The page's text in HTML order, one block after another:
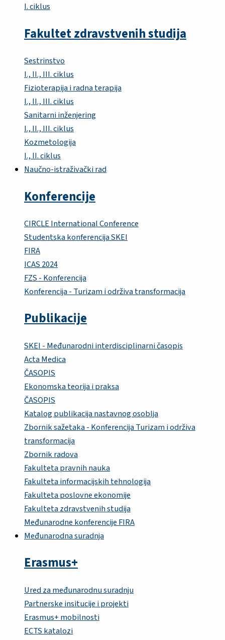
I. ciklus
Fakultet zdravstvenih studija
Sestrinstvo
I., II., III. ciklus
Fizioterapija i radna terapija
I., II., III. ciklus
Sanitarni inženjering
I., II., III. ciklus
Kozmetologija
I., II. ciklus
Naučno-istraživački rad
Konferencije
CIRCLE International Conference
Studentska konferencija SKEI
FIRA
ICAS 2024
FZS - Konferencija
Konferencija - Turizam i održiva transformacija
Publikacije
SKEI - Međunarodni interdisciplinarni časopis
Acta Medica
ČASOPIS
Ekonomska teorija i praksa
ČASOPIS
Katalog publikacija nastavnog osoblja
Zbornik sažetaka - Konferencija Turizam i održiva
transformacija
Zbornik radova
Fakulteta pravnih nauka
Fakulteta informacijskih tehnologija
Fakulteta poslovne ekonomije
Fakulteta zdravstvenih studija
Međunarodne konferencije FIRA
Međunarodna suradnja
Erasmus+
Ured za međunarodnu suradnju
Partnerske insitucije i projekti
Erasmus+ mobilnosti
ECTS katalozi